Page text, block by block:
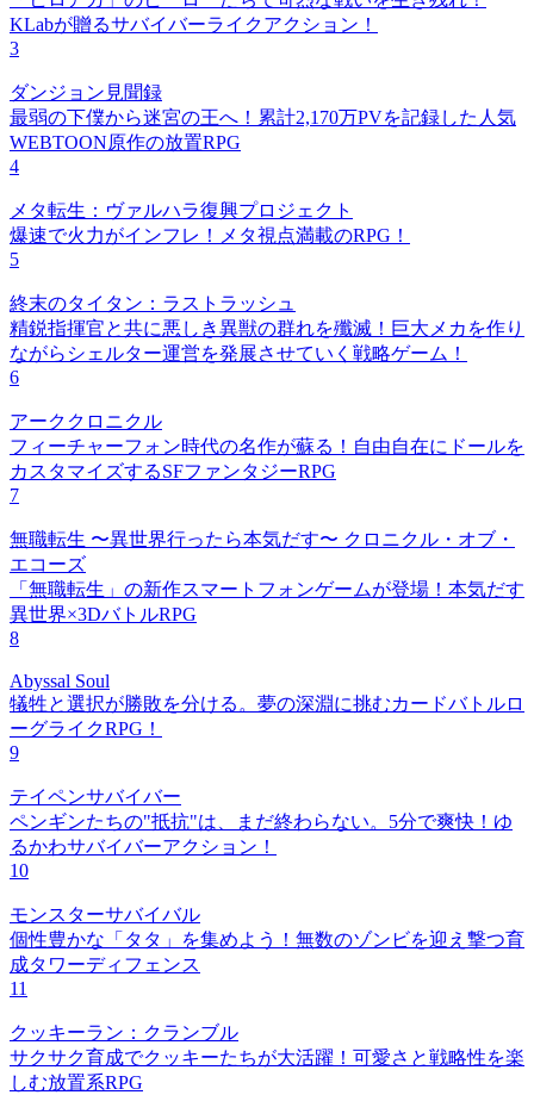
KLabが贈るサバイバーライクアクション！
3
ダンジョン見聞録
最弱の下僕から迷宮の王へ！累計2,170万PVを記録した人気
WEBTOON原作の放置RPG
4
メタ転生：ヴァルハラ復興プロジェクト
爆速で火力がインフレ！メタ視点満載のRPG！
5
終末のタイタン：ラストラッシュ
精鋭指揮官と共に悪しき異獣の群れを殲滅！巨大メカを作り
ながらシェルター運営を発展させていく戦略ゲーム！
6
アーククロニクル
フィーチャーフォン時代の名作が蘇る！自由自在にドールを
カスタマイズするSFファンタジーRPG
7
無職転生 〜異世界行ったら本気だす〜 クロニクル・オブ・
エコーズ
「無職転生」の新作スマートフォンゲームが登場！本気だす
異世界×3DバトルRPG
8
Abyssal Soul
犠牲と選択が勝敗を分ける。夢の深淵に挑むカードバトルロ
ーグライクRPG！
9
テイペンサバイバー
ペンギンたちの"抵抗"は、まだ終わらない。5分で爽快！ゆ
るかわサバイバーアクション！
10
モンスターサバイバル
個性豊かな「タタ」を集めよう！無数のゾンビを迎え撃つ育
成タワーディフェンス
11
クッキーラン：クランブル
サクサク育成でクッキーたちが大活躍！可愛さと戦略性を楽
しむ放置系RPG